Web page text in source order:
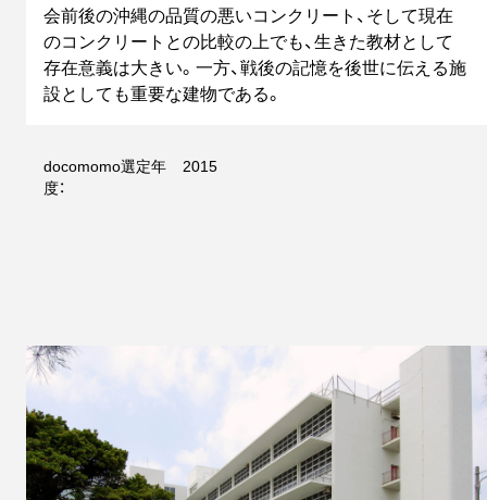
会前後の沖縄の品質の悪いコンクリート、そして現在
のコンクリートとの比較の上でも、生きた教材として
存在意義は大きい。一方、戦後の記憶を後世に伝える施
設としても重要な建物である。
docomomo選定年
度：
2015